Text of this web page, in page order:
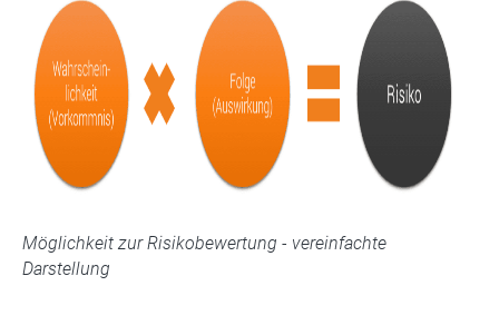
Möglichkeit zur Risikobewertung - vereinfachte
Darstellung